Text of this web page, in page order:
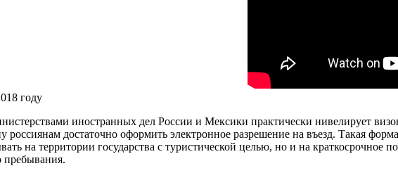
году
иностранных дел России и Мексики практически нивелирует
достаточно оформить электронное разрешение на въезд. Такая
на территории государства с туристической целью, но и на краткосрочное
пребывания.